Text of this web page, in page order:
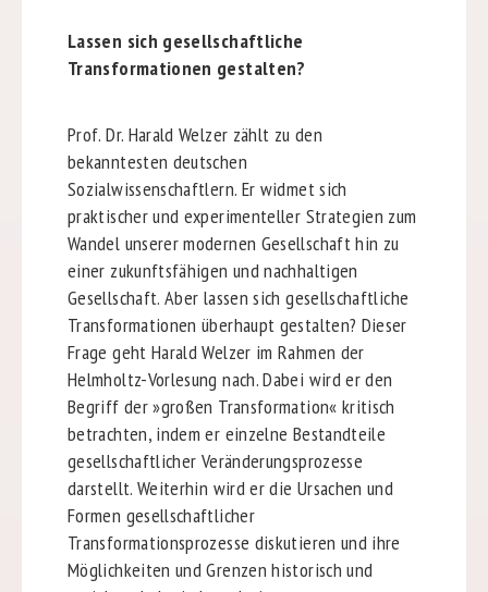
Lassen sich gesellschaftliche
Transformationen gestalten?
Prof. Dr. Harald Welzer zählt zu den
bekanntesten deutschen
Sozialwissenschaftlern. Er widmet sich
praktischer und experimenteller Strategien zum
Wandel unserer modernen Gesellschaft hin zu
einer zukunftsfähigen und nachhaltigen
Gesellschaft. Aber lassen sich gesellschaftliche
Transformationen überhaupt gestalten? Dieser
Frage geht Harald Welzer im Rahmen der
Helmholtz-Vorlesung nach. Dabei wird er den
Begriff der »großen Transformation« kritisch
betrachten, indem er einzelne Bestandteile
gesellschaftlicher Veränderungsprozesse
darstellt. Weiterhin wird er die Ursachen und
Formen gesellschaftlicher
Transformationsprozesse diskutieren und ihre
Möglichkeiten und Grenzen historisch und